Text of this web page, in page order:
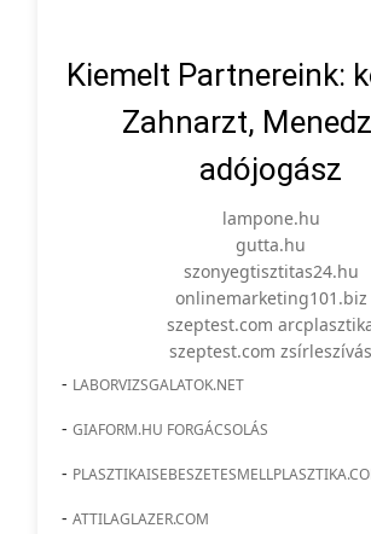
Kiemelt Partnereink:
Zahnarzt,
adójogász
lampone.hu
gutta.hu
szonyegtisztitas24.hu
onlinemarketing101.biz
szeptest.com
szeptest.com zsírleszívás
- LABORVIZSGALATOK.NET
- GIAFORM.HU FORGÁCSOLÁS
-
- ATTILAGLAZER.COM